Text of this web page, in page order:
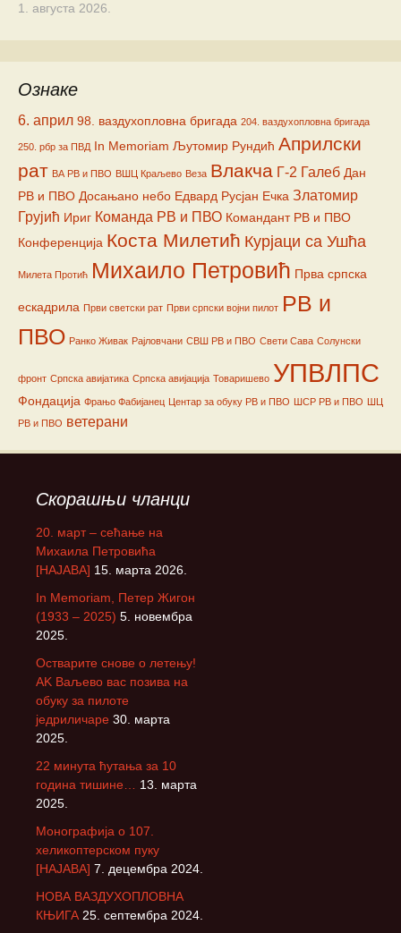
1. августа 2026.
Ознаке
6. април 98. ваздухопловна бригада 204. ваздухопловна бригада
250. рбр за ПВД In Memoriam Љутомир Рундић Априлски
рат ВА РВ и ПВО ВШЦ Краљево Веза Влакча Г-2 Галеб Дан
РВ и ПВО Досањано небо Едвард Русјан Ечка Златомир
Грујић Ириг Команда РВ и ПВО Командант РВ и ПВО
Конференција Коста Милетић Курјаци са Ушћа
Милета Протић Михаило Петровић Прва српска
ескадрила Први светски рат Први српски војни пилот РВ и
ПВО Ранко Живак Рајловчани СВШ РВ и ПВО Свети Сава Солунски
фронт Српска авијатика Српска авијација Товаришево УПВЛПС
Фондација Фрањо Фабијанец Центар за обуку РВ и ПВО ШСР РВ и ПВО ШЦ
РВ и ПВО ветерани
Скорашњи чланци
20. март – сећање на
Михаила Петровића
[НАЈАВА] 15. марта 2026.
In Memoriam, Петер Жигон
(1933 – 2025) 5. новембра
2025.
Остварите снове о летењу!
АK Ваљево вас позива на
обуку за пилоте
једриличаре 30. марта
2025.
22 минута ћутања за 10
година тишине…
13. марта
2025.
Монографија о 107.
хеликоптерском пуку
[НАЈАВА] 7. децембра 2024.
НОВА ВАЗДУХОПЛОВНА
КЊИГА 25. септембра 2024.